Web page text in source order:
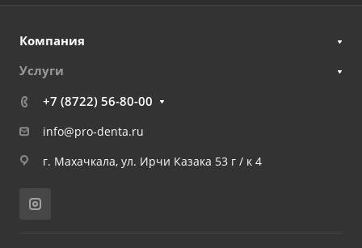
Компания
Услуги
+7 (8722) 56-80-00
info@pro-denta.ru
г. Махачкала, ул. Ирчи Казака 53 г / к 4